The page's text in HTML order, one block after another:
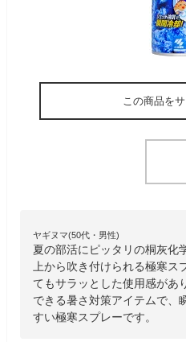
この商品を
ヤギヌマ(50代・男性)
夏の部活にピッタリの桐灰化
上から吹き付けられる極寒
てもサラッとした使用感があ
できる暑さ対策アイテムで、
すい極寒スプレーです。